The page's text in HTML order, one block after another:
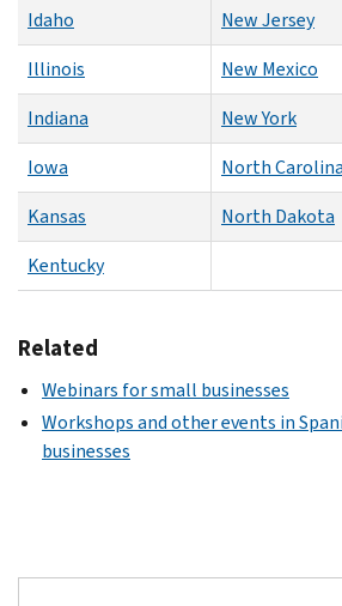
Idaho
New Jersey
Illinois
New Mexico
Indiana
New York
Iowa
North Carolina
Kansas
North Dakota
Kentucky
Related
Webinars for small businesses
Workshops and other events in
businesses